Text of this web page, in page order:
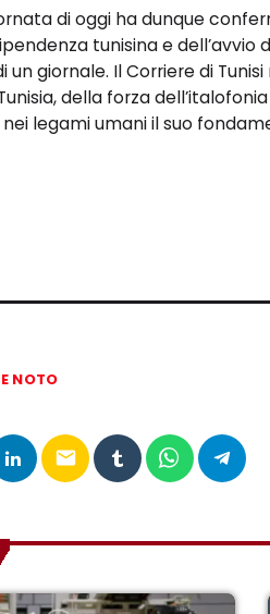
di oggi ha dunque
tunisina e
un giornale. Il Corriere di
della forza
legami umani il suo
NOTO
email